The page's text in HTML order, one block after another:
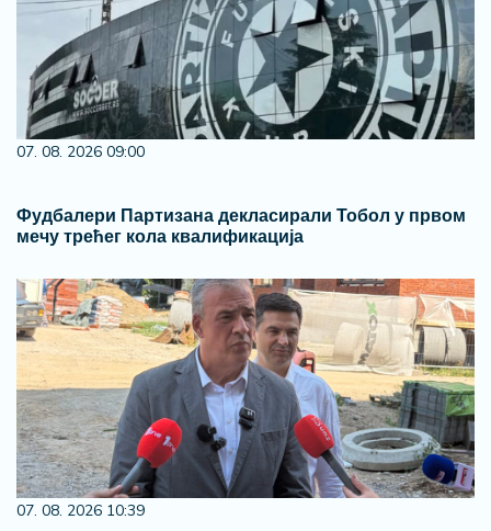
07. 08. 2026 09:00
Фудбалери Партизана декласирали Тобол у првом
мечу трећег кола квалификација
07. 08. 2026 10:39